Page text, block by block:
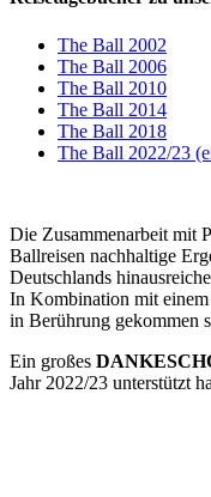
The Ball 2002
The Ball 2006
The Ball 2010
The Ball 2014
The Ball 2018
The Ball 2022/23
Die Zusammenarbeit mit
Ballreisen nachhaltige
Deutschlands
In Kombination mit
in Berührung gekommen
Ein großes
Jahr 2022/23 unterstützt